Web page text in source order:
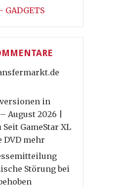
GADGETS
in
August 2026 |
Seit GameStar XL
DVD mehr
Störung bei